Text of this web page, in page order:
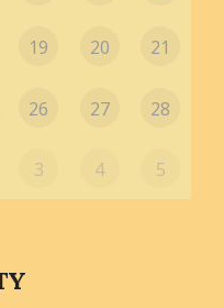
19 20 21
26 27 28
3 4 5